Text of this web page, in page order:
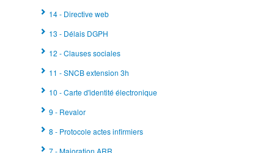
14 - Directive web
13 - Délais DGPH
12 - Clauses sociales
11 - SNCB extension 3h
10 - Carte d'identité électronique
9 - Revalor
8 - Protocole actes infirmiers
7 - Majoration ARR